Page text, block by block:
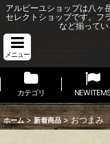
アルピーユショップは八ヶ
セレクトショップです。フ
など揃ってい
メニュー
カテゴリ NEW ITEMS
ホーム > 新着商品 > おつまみ